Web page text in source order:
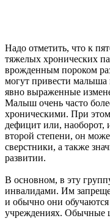
Надо отметить, что к
тяжелых хронических
врожденным пороком
могут привести
явно выраженные
Малыш очень часто
хроническими. При
дефицит или, наоборот,
второй степени, он
сверстники, а также
развитии.
В основном, в эту
инвалидами. Им
и обычно они
учреждениях. Обычные